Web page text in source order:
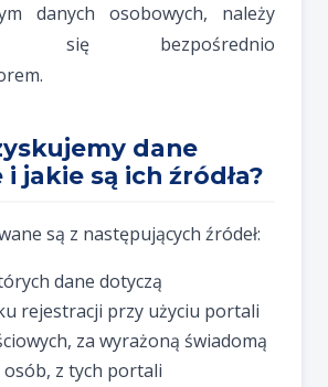
danych osobowych, należy
się bezpośrednio
dane
jakie są ich źródła?
są z następujących źródeł:
dane dotyczą
rejestracji przy użyciu portali
za wyrażoną świadomą
osób, z tych portali